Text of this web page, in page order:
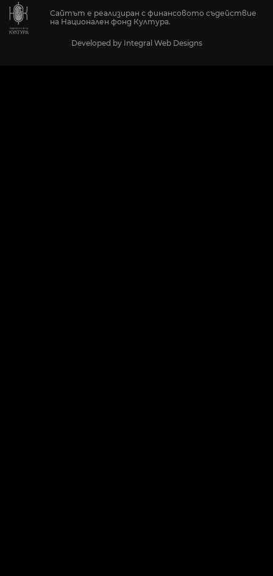
Сайтът е реализиран с финансовото съдействие
на Национален фонд Култура.
Developed by Integral Web Designs